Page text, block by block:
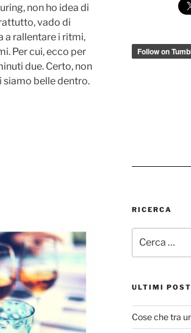
non ho idea di
vado di
a rallentare i ritmi,
Per cui, ecco per
due. Certo, non
siamo belle dentro.
RICERCA
ULTIMI POST
Cose che tra